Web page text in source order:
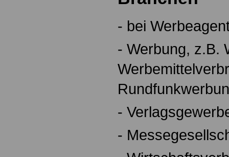
- bei
- Werbung, z.B.
-
-